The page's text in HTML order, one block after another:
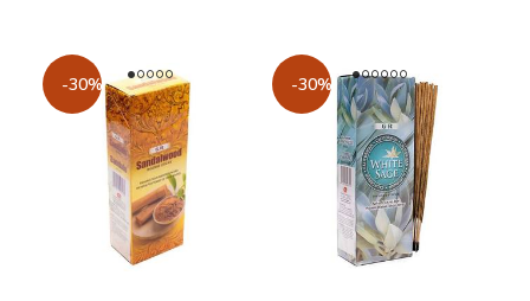
-30% -30%